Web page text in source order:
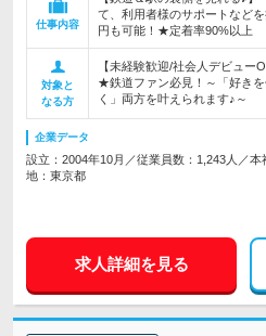
仕事内容
て、利用者様のサポートなど
円も可能！★定着率90%以上
対象と
なる方
【未経験歓迎/社会人デビュ
★鉄道ファン必見！～「好き
く」両方を叶えられます♪～
企業データ
設立：2004年10月／従業員数：1,243人／本
地：東京都
求人詳細を見る